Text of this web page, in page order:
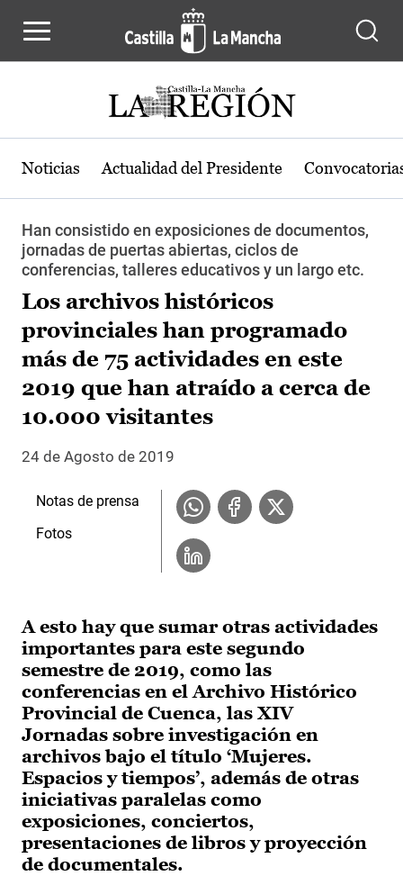
Noticias Actualidad del Presidente
Han consistido en exposiciones de documentos,
jornadas de puertas abiertas, ciclos de
conferencias, talleres educativos y un largo etc.
Los archivos históricos
provinciales han programado
más de 75 actividades en este
2019 que han atraído a cerca de
10.000 visitantes
24 de Agosto de 2019
A esto hay que sumar otras actividades
importantes para este segundo
semestre de 2019, como las
conferencias en el Archivo Histórico
Provincial de Cuenca, las XIV
Jornadas sobre investigación en
archivos bajo el título ‘Mujeres.
Espacios y tiempos’, además de otras
iniciativas paralelas como
exposiciones, conciertos,
presentaciones de libros y proyección
de documentales.
Notas de prensa
Fotos